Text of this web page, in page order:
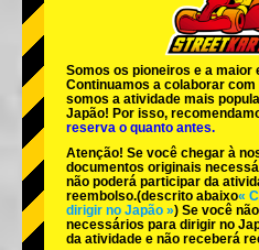
Tokyo Shinagawa
Tokyo Akihabara#2
Tokyo Shibuya Annex
Tokyo Asakusa
Okinawa
Somos os pioneiros e a maior
Continuamos a colaborar com
somos a atividade mais
Japão! Por isso,
reserva o quanto antes.
Atenção! Se você chegar à
documentos originais
não poderá participar da
reembolso.(descrito abaixo«
dirigir no Japão ») Se você
necessários para dirigir no
da atividade e não receberá